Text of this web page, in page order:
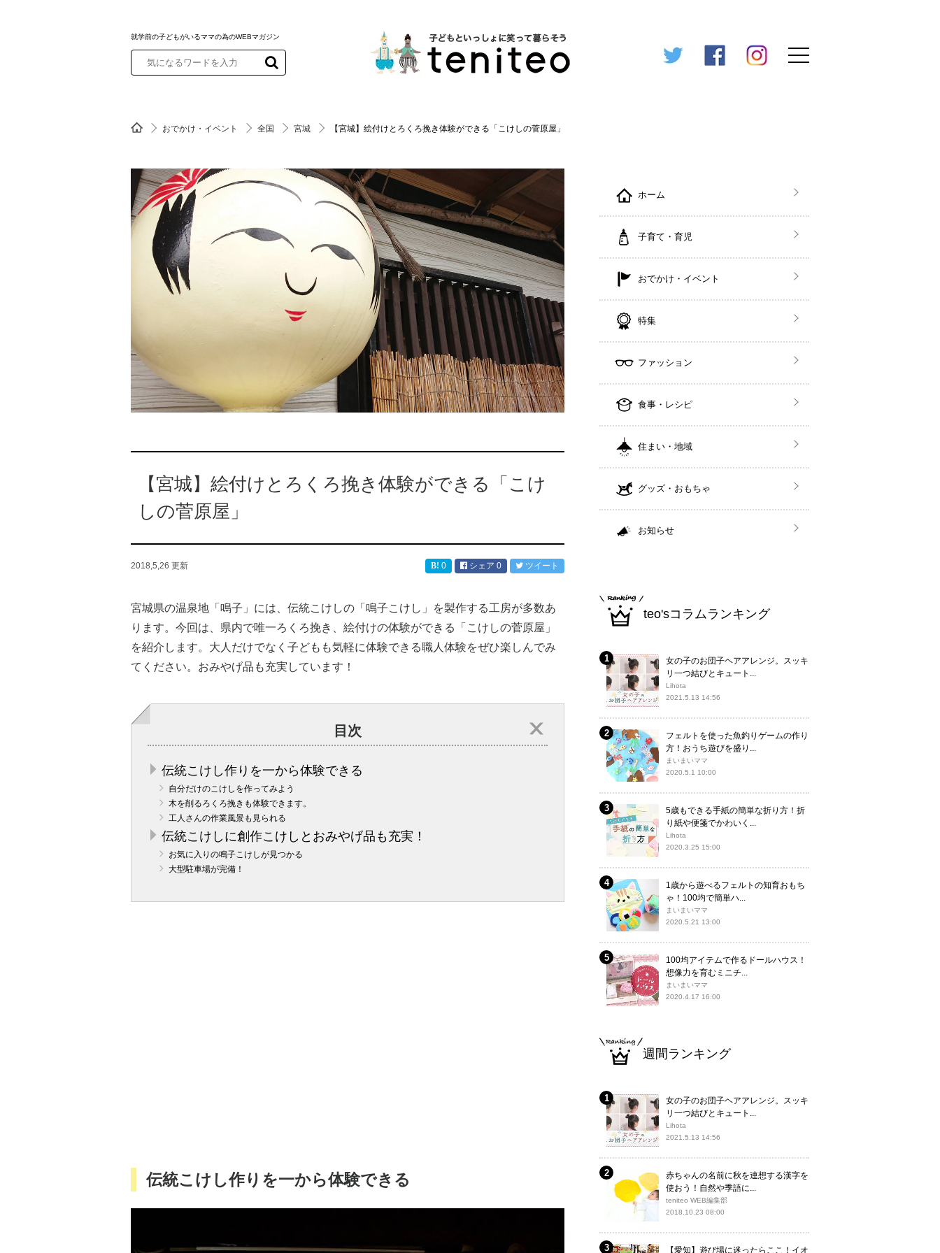
就学前の子どもがいるママの為のWEBマガジン
おでかけ・イベント 全国 宮城 【宮城】絵付けとろくろ挽き体験ができる「こけしの菅原屋」
【宮城】絵付けとろくろ挽き体験ができる「こけ
しの菅原屋」
2018,5,26 更新 0 シェア 0 ツイート
宮城県の温泉地「鳴子」には、伝統こけしの「鳴子こけし」を製作する工房が多数あ
ります。今回は、県内で唯一ろくろ挽き、絵付けの体験ができる「こけしの菅原屋」
を紹介します。大人だけでなく子どもも気軽に体験できる職人体験をぜひ楽しんでみ
てください。おみやげ品も充実しています！
目次
伝統こけし作りを一から体験できる
自分だけのこけしを作ってみよう
木を削るろくろ挽きも体験できます。
工人さんの作業風景も見られる
伝統こけしに創作こけしとおみやげ品も充実！
お気に入りの鳴子こけしが見つかる
大型駐車場が完備！
伝統こけし作りを一から体験できる
ホーム
子育て・育児
おでかけ・イベント
特集
ファッション
食事・レシピ
住まい・地域
グッズ・おもちゃ
お知らせ
teo'sコラムランキング
女の子のお団子ヘアアレンジ。スッキ
リ一つ結びとキュート...
Lihota
2021.5.13 14:56
フェルトを使った魚釣りゲームの作り
方！おうち遊びを盛り...
まいまいママ
2020.5.1 10:00
5歳もできる手紙の簡単な折り方！折
り紙や便箋でかわいく...
Lihota
2020.3.25 15:00
1歳から遊べるフェルトの知育おもち
ゃ！100均で簡単ハ...
まいまいママ
2020.5.21 13:00
100均アイテムで作るドールハウス！
想像力を育むミニチ...
まいまいママ
2020.4.17 16:00
週間ランキング
女の子のお団子ヘアアレンジ。スッキ
リ一つ結びとキュート...
Lihota
2021.5.13 14:56
赤ちゃんの名前に秋を連想する漢字を
使おう！自然や季語に...
teniteo WEB編集部
2018.10.23 08:00
【愛知】遊び場に迷ったらここ！イオ